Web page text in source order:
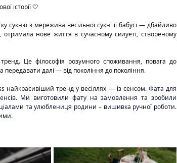
історії 🤍
нове життя в сучасному силуеті, створеному
передавати далі — від покоління до покоління.
найкрасивіший тренд у весіллях — із сенсом. Фата для
Ми виготовили фату на замовлення та зробили
та улюблениця родини – вишивка ручної роботи.